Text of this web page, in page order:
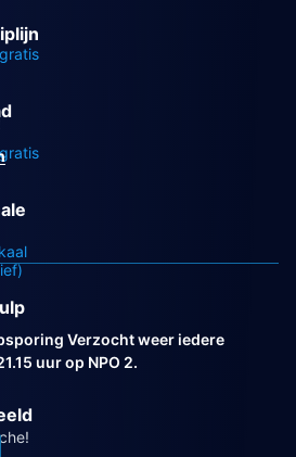
Verzocht weer iedere
uur op NPO 2.